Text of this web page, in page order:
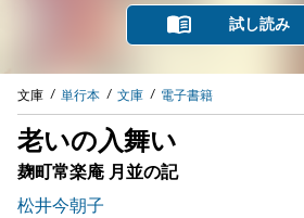
試し読み
文庫 単行本 文庫 電子書籍
老いの入舞い
麹町常楽庵 月並の記
松井今朝子